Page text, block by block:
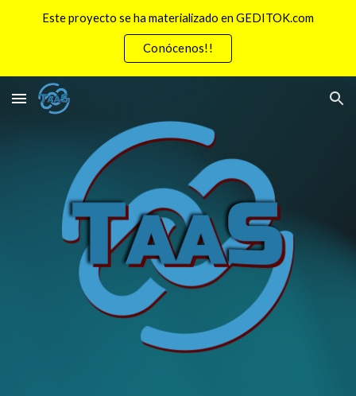
Skip to main content
Este proyecto se ha materializado en GEDITOK.com
Conócenos!!